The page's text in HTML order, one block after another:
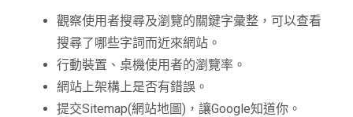
觀察使用者搜尋及瀏覽的關鍵字彙整，可以查看
搜尋了哪些字詞而近來網站。
行動裝置、桌機使用者的瀏覽率。
網站上架構上是否有錯誤。
提交Sitemap(網站地圖)，讓Google知道你。